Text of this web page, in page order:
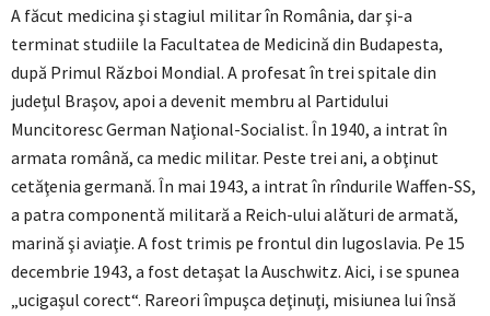
A făcut medicina şi stagiul militar în România, dar şi-a
terminat studiile la Facultatea de Medicină din Budapesta,
după Primul Război Mondial. A profesat în trei spitale din
judeţul Braşov, apoi a devenit membru al Partidului
Muncitoresc German Naţional-Socialist. În 1940, a intrat în
armata română, ca medic militar. Peste trei ani, a obţinut
cetăţenia germană. În mai 1943, a intrat în rîndurile Waffen-SS,
a patra componentă militară a Reich-ului alături de armată,
marină şi aviaţie. A fost trimis pe frontul din Iugoslavia. Pe 15
decembrie 1943, a fost detaşat la Auschwitz. Aici, i se spunea
„ucigaşul corect“. Rareori împuşca deţinuţi, misiunea lui însă